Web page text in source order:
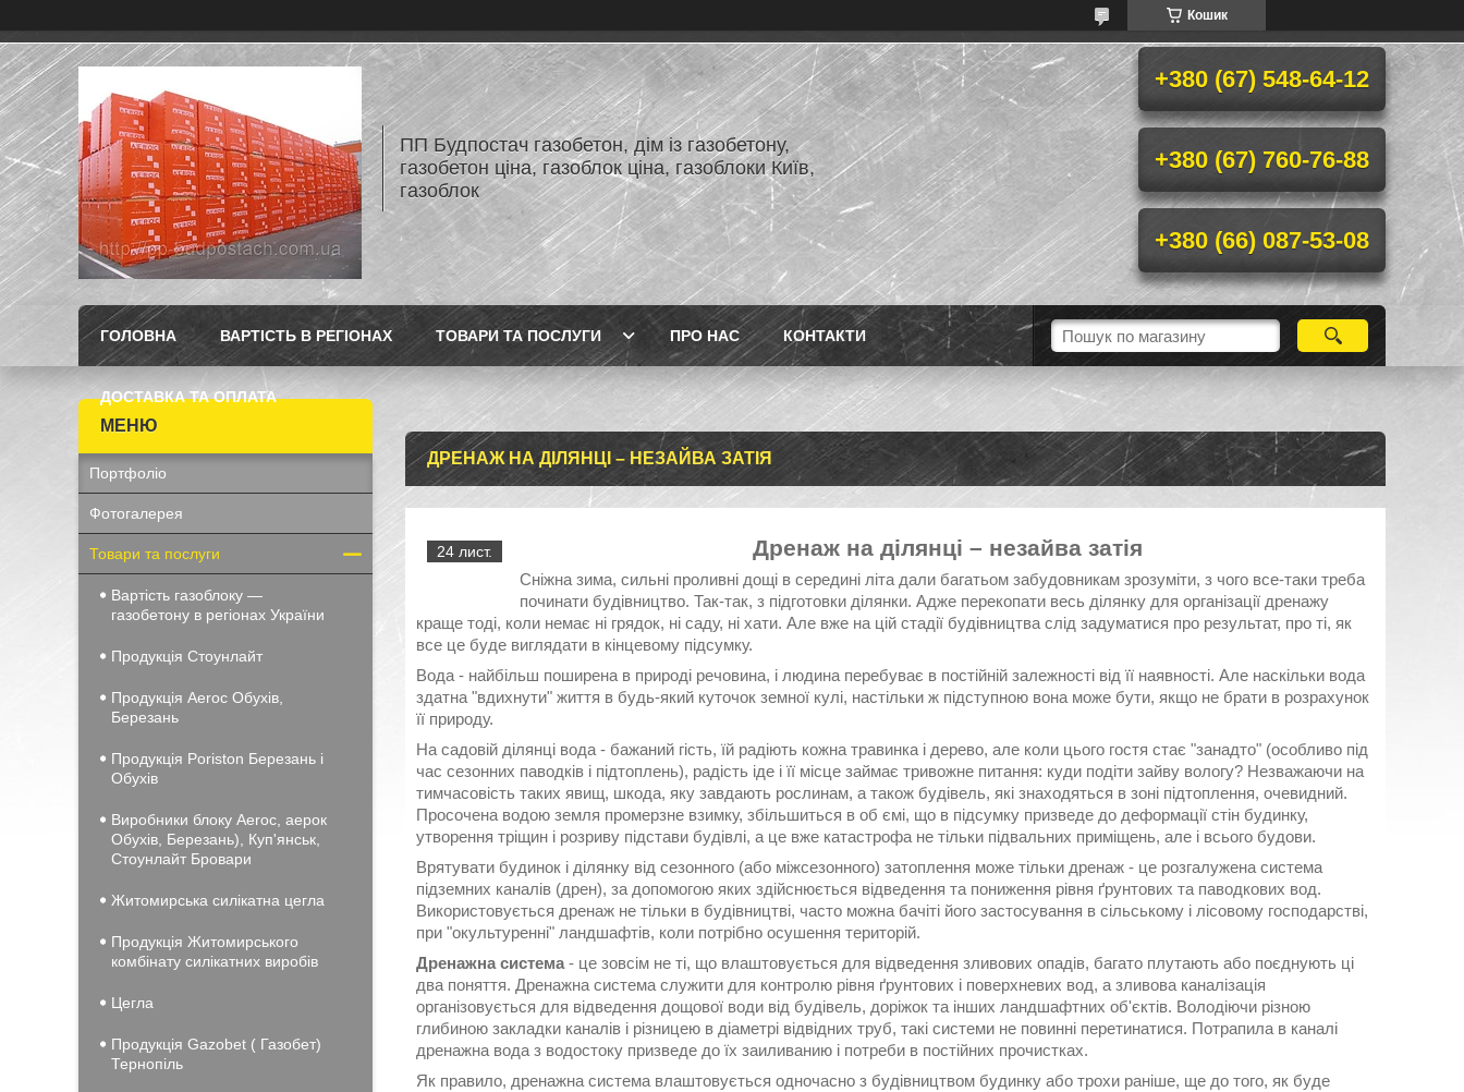
Кошик
ПП Будпостач газобетон, дім із газобетону,
газобетон ціна, газоблок ціна, газоблоки Київ,
газоблок
+380 (67) 548-64-12
+380 (67) 760-76-88
+380 (66) 087-53-08
ГОЛОВНА ВАРТІСТЬ В РЕГІОНАХ ТОВАРИ ТА ПОСЛУГИ ПРО НАС КОНТАКТИ
ДОСТАВКА ТА ОПЛАТА
ДРЕНАЖ НА ДІЛЯНЦІ – НЕЗАЙВА ЗАТІЯ
24 лист. Дренаж на ділянці – незайва затія
Сніжна зима, сильні проливні дощі в середині літа дали багатьом забудовникам зрозуміти, з чого все-таки треба
починати будівництво. Так-так, з підготовки ділянки. Адже перекопати весь ділянку для організації дренажу
краще тоді, коли немає ні грядок, ні саду, ні хати. Але вже на цій стадії будівництва слід задуматися про результат, про ті, як
все це буде виглядати в кінцевому підсумку.
Вода - найбільш поширена в природі речовина, і людина перебуває в постійній залежності від її наявності. Але наскільки вода
здатна "вдихнути" життя в будь-який куточок земної кулі, настільки ж підступною вона може бути, якщо не брати в розрахунок
її природу.
На садовій ділянці вода - бажаний гість, їй радіють кожна травинка і дерево, але коли цього гостя стає "занадто" (особливо під
час сезонних паводків і підтоплень), радість іде і її місце займає тривожне питання: куди подіти зайву вологу? Незважаючи на
тимчасовість таких явищ, шкода, яку завдають рослинам, а також будівель, які знаходяться в зоні підтоплення, очевидний.
Просочена водою земля промерзне взимку, збільшиться в об ємі, що в підсумку призведе до деформації стін будинку,
утворення тріщин і розриву підстави будівлі, а це вже катастрофа не тільки підвальних приміщень, але і всього будови.
Врятувати будинок і ділянку від сезонного (або міжсезонного) затоплення може тільки дренаж - це розгалужена система
підземних каналів (дрен), за допомогою яких здійснюється відведення та пониження рівня ґрунтових та паводкових вод.
Використовується дренаж не тільки в будівництві, часто можна бачіті його застосування в сільському і лісовому господарстві,
при "окультуренні" ландшафтів, коли потрібно осушення територій.
Дренажна система - це зовсім не ті, що влаштовується для відведення зливових опадів, багато плутають або поєднують ці
два поняття. Дренажна система служити для контролю рівня ґрунтових і поверхневих вод, а зливова каналізація
організовується для відведення дощової води від будівель, доріжок та інших ландшафтних об'єктів. Володіючи різною
глибиною закладки каналів і різницею в діаметрі відвідних труб, такі системи не повинні перетинатися. Потрапила в каналі
дренажна вода з водостоку призведе до їх заиливанию і потреби в постійних прочистках.
Як правило, дренажна система влаштовується одночасно з будівництвом будинку або трохи раніше, ще до того, як буде
Портфоліо
Фотогалерея
Товари та послуги
Вартість газоблоку —
газобетону в регіонах України
Продукція Стоунлайт
Продукція Aeroc Обухів,
Березань
Продукція Poriston Березань і
Обухів
Виробники блоку Aeroc, аерок
Обухів, Березань), Куп'янськ,
Стоунлайт Бровари
Житомирська силікатна цегла
Продукція Житомирського
комбінату силікатних виробів
Цегла
Продукція Gazobet ( Газобет)
Тернопіль